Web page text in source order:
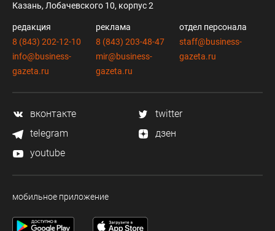
Казань, Лобачевского 10, корпус 2
редакция
8 (843) 202-12-10
info@business-
gazeta.ru
реклама
8 (843) 203-48-47
mir@business-
gazeta.ru
отдел персонала
staff@business-
gazeta.ru
вконтакте
twitter
telegram
дзен
youtube
мобильное приложение